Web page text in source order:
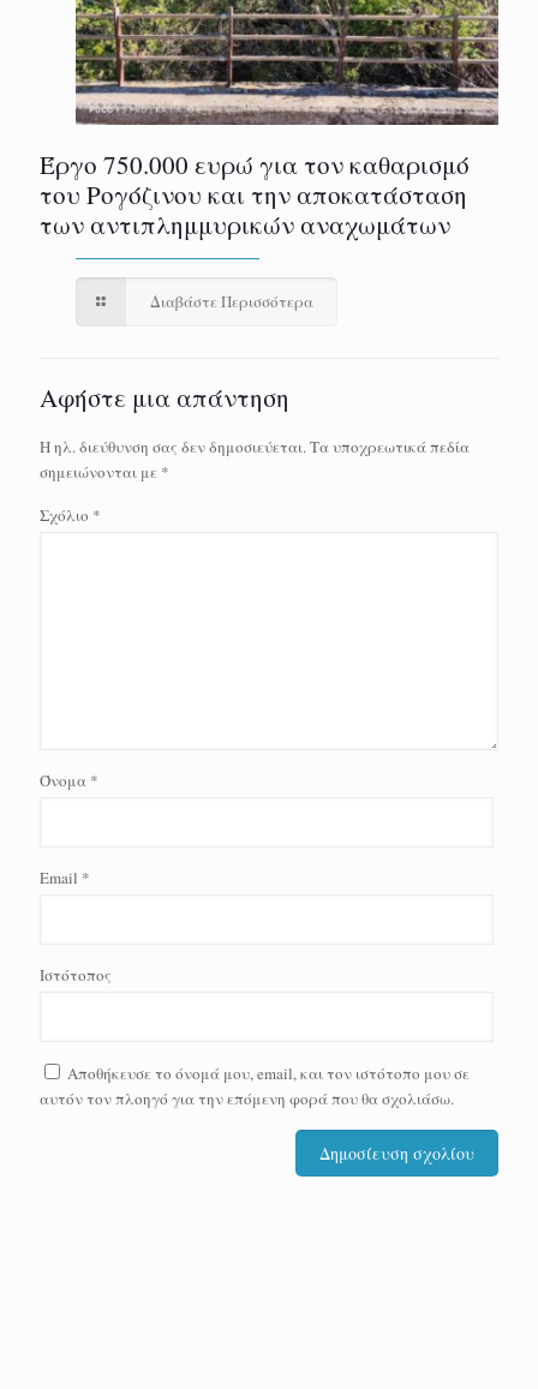
Έργο 750.000 ευρώ για τον καθαρισμό
του Ρογόζινου και την αποκατάσταση
των αντιπλημμυρικών αναχωμάτων
Διαβάστε Περισσότερα
Αφήστε μια απάντηση
Η ηλ. διεύθυνση σας δεν δημοσιεύεται.Τα υποχρεωτικά πεδία
σημειώνονται με *
Σχόλιο *
Όνομα *
Email *
Ιστότοπος
Αποθήκευσε το όνομά μου, email, και τον ιστότοπο μου σε
αυτόν τον πλοηγό για την επόμενη φορά που θα σχολιάσω.